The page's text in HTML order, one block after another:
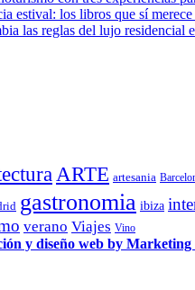
estival: los libros que sí
las reglas del lujo
ARTE artesania
gastronomia ibiza
verano Viajes Vino
y diseño web by Marketing